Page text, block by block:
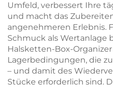
Umfeld, verbessert Ihre
und macht das
angenehmeren Erlebnis.
Schmuck als Wertanlage
Halsketten-Box-
Lagerbedingungen, die
– und damit des
Stücke erforderlich sind.